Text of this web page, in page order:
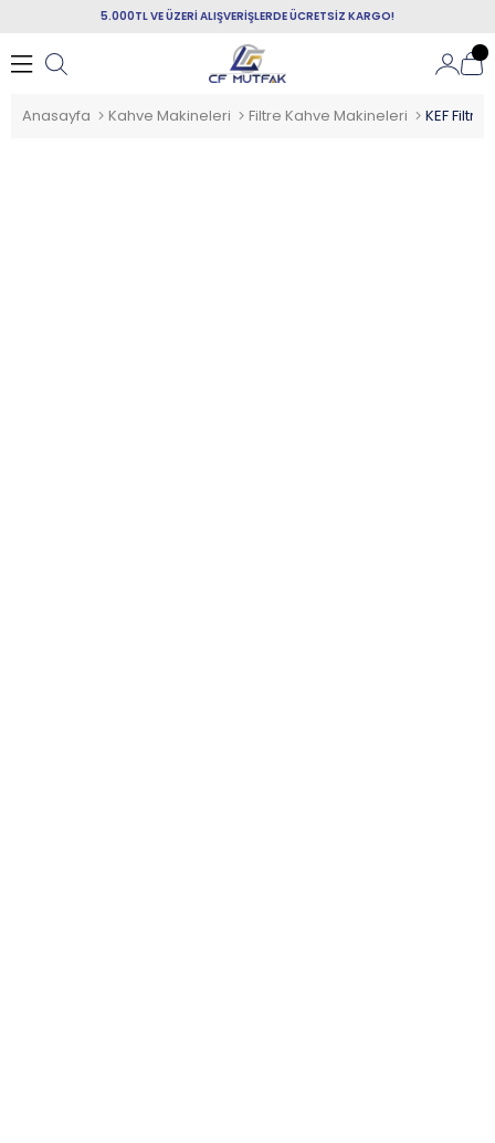
5.000TL VE ÜZERİ ALIŞVERİŞLERDE ÜCRETSİZ KARGO!
Anasayfa Kahve Makineleri Filtre Kahve Makineleri